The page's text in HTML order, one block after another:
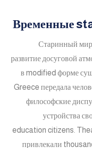
Временные
Старинный
развитие досуговой
в modified форме
Greece передала
философские
устройства
education citizens.
привлекали